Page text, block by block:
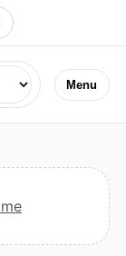
Menu
Jazyk